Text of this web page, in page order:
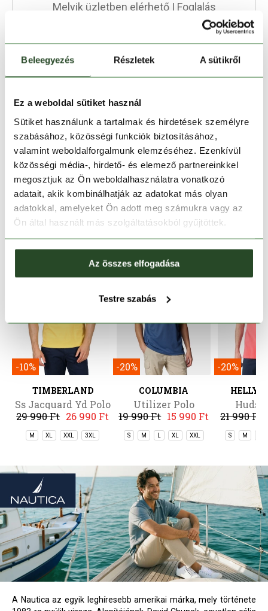
Beleegyezés Részletek A sütikről
Ez a weboldal sütiket használ
Sütiket használunk a tartalmak és hirdetések személyre
szabásához, közösségi funkciók biztosításához,
valamint weboldalforgalmunk elemzéséhez. Ezenkívül
közösségi média-, hirdető- és elemező partnereinkkel
megosztjuk az Ön weboldalhasználatra vonatkozó
adatait, akik kombinálhatják az adatokat más olyan
adatokkal, amelyeket Ön adott meg számukra vagy az
Ön által használt más szolgáltatásokból gyűjtöttek.
Az összes elfogadása
Testre szabás
TERMÉKLEÍRÁS
TERMÉK RÉSZLETEK
Melyik üzletben elérhető| Foglalás
1-2 munkanapos szállítás
Ingyenes kiszállítás 15 000 Ft felett
HASONLÓ TERMÉKEK
-10%
TIMBERLAND
Ss Jacquard Yd Polo
29 990 Ft 26 990 Ft
M XL XXL 3XL
-20%
COLUMBIA
Utilizer Polo
19 990 Ft 15 990 Ft
S M XL XXL
-20%
HELLY
21 990 Ft
S M
A Nautica az egyik leghíresebb amerikai márka, mely története